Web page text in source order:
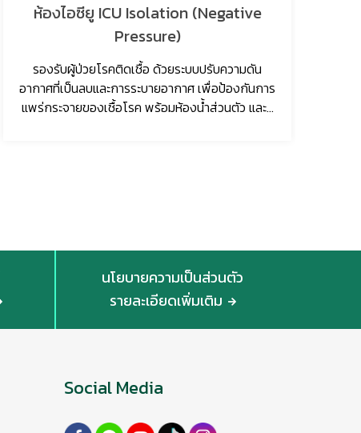
ห้องไอซียู ICU Isolation (Negative
Pressure)
รองรับผู้ป่วยโรคติดเชื้อ ด้วยระบบปรับความดัน
อากาศที่เป็นลบและการระบายอากาศ เพื่อป้องกันการ
แพร่กระจายของเชื้อโรค พร้อมห้องน้ำส่วนตัว และมี
นโยบายความเป็นส่วนตัว
รายละเอียดเพิ่มเติม
Social Media